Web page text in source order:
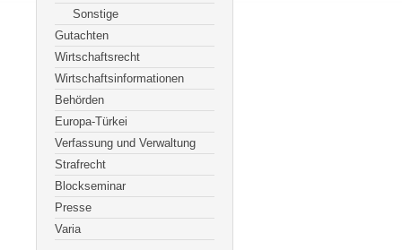
Sonstige
Gutachten
Wirtschaftsrecht
Wirtschaftsinformationen
Behörden
Europa-Türkei
Verfassung und Verwaltung
Strafrecht
Blockseminar
Presse
Varia